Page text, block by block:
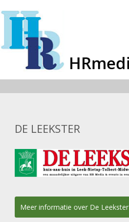
DE LEEKSTER
Meer informatie over De Leekster